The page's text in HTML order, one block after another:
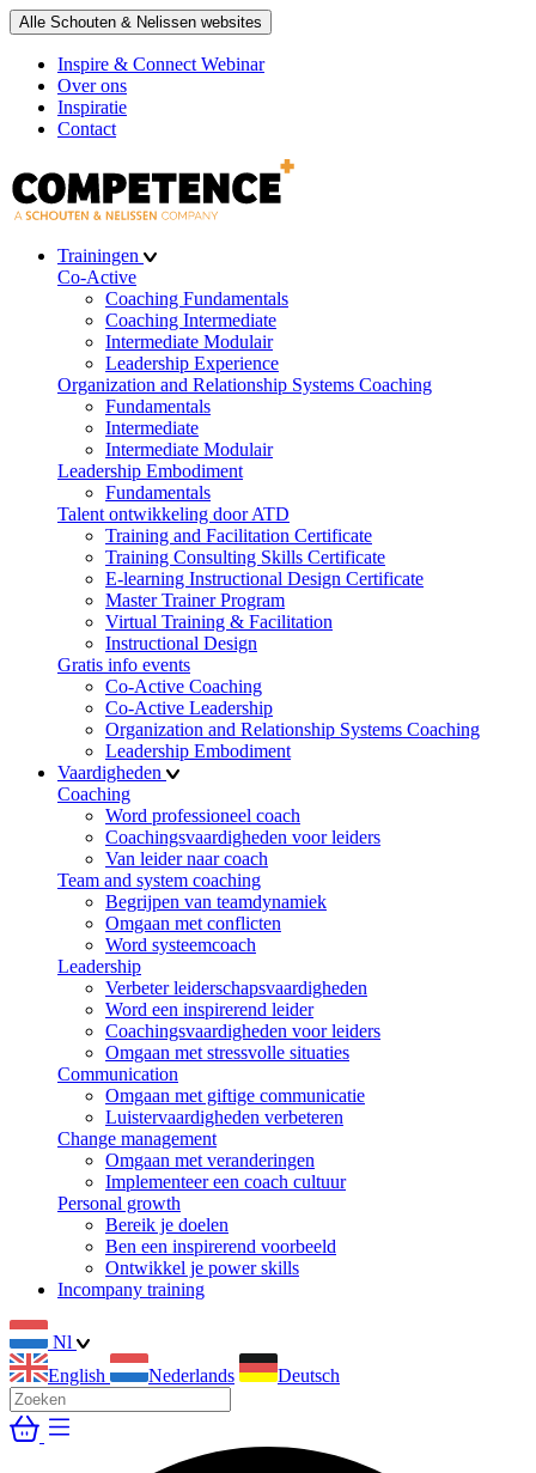
Alle Schouten & Nelissen websites
Inspire & Connect Webinar
Over ons
Inspiratie
Contact
Trainingen
Co-Active
Coaching Fundamentals
Coaching Intermediate
Intermediate Modulair
Leadership Experience
Organization and Relationship Systems Coaching
Fundamentals
Intermediate
Intermediate Modulair
Leadership Embodiment
Fundamentals
Talent ontwikkeling door ATD
Training and Facilitation Certificate
Training Consulting Skills Certificate
E-learning Instructional Design Certificate
Master Trainer Program
Virtual Training & Facilitation
Instructional Design
Gratis info events
Co-Active Coaching
Co-Active Leadership
Organization and Relationship Systems Coaching
Leadership Embodiment
Vaardigheden
Coaching
Word professioneel coach
Coachingsvaardigheden voor leiders
Van leider naar coach
Team and system coaching
Begrijpen van teamdynamiek
Omgaan met conflicten
Word systeemcoach
Leadership
Verbeter leiderschapsvaardigheden
Word een inspirerend leider
Coachingsvaardigheden voor leiders
Omgaan met stressvolle situaties
Communication
Omgaan met giftige communicatie
Luistervaardigheden verbeteren
Change management
Omgaan met veranderingen
Implementeer een coach cultuur
Personal growth
Bereik je doelen
Ben een inspirerend voorbeeld
Ontwikkel je power skills
Incompany training
Nl
English
Nederlands Deutsch